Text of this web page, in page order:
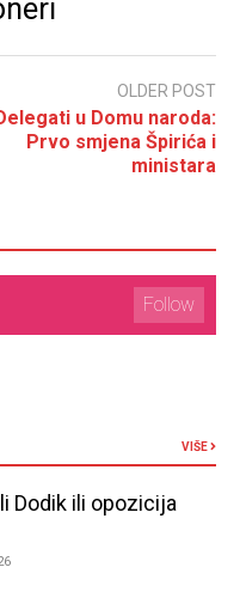
OLDER POST
u Domu naroda:
Prvo smjena Špirića i
ministara
Follow
VIŠE
Dodik ili opozicija